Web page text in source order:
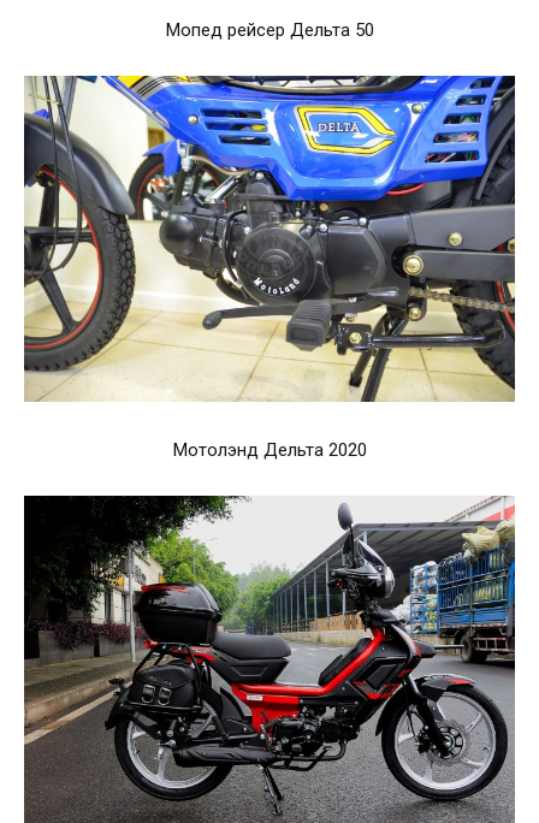
Мопед рейсер Дельта 50
Мотолэнд Дельта 2020